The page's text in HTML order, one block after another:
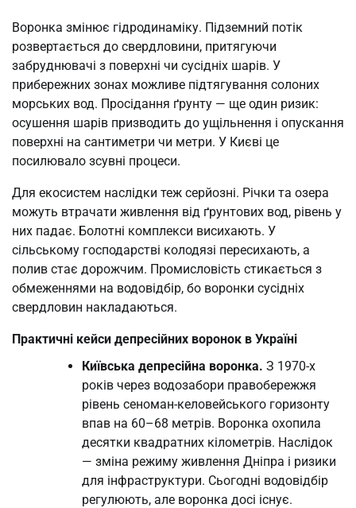
Воронка змінює гідродинаміку. Підземний потік
розвертається до свердловини, притягуючи
забруднювачі з поверхні чи сусідніх шарів. У
прибережних зонах можливе підтягування солоних
морських вод. Просідання ґрунту — ще один ризик:
осушення шарів призводить до ущільнення і опускання
поверхні на сантиметри чи метри. У Києві це
посилювало зсувні процеси.
Для екосистем наслідки теж серйозні. Річки та озера
можуть втрачати живлення від ґрунтових вод, рівень у
них падає. Болотні комплекси висихають. У
сільському господарстві колодязі пересихають, а
полив стає дорожчим. Промисловість стикається з
обмеженнями на водовідбір, бо воронки сусідніх
свердловин накладаються.
Практичні кейси депресійних воронок в Україні
Київська депресійна воронка. З 1970-х
років через водозабори правобережжя
рівень сеноман-келовейського горизонту
впав на 60–68 метрів. Воронка охопила
десятки квадратних кілометрів. Наслідок
— зміна режиму живлення Дніпра і ризики
для інфраструктури. Сьогодні водовідбір
регулюють, але воронка досі існує.